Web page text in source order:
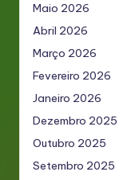
Maio 2026
Abril 2026
Março 2026
Fevereiro 2026
Janeiro 2026
Dezembro 2025
Outubro 2025
Setembro 2025